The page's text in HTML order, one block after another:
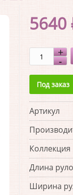
5640
Под заказ
Артикул
Коллекция
Длина
Ширина